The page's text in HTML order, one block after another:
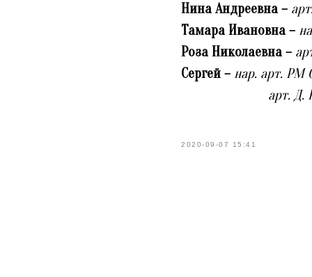
Нина Андреевна –
Тамара Ивановна –
Роза Николаевна –
Сергей – нар. арт. РМ
арт. Д.
2020-09-07 15:41